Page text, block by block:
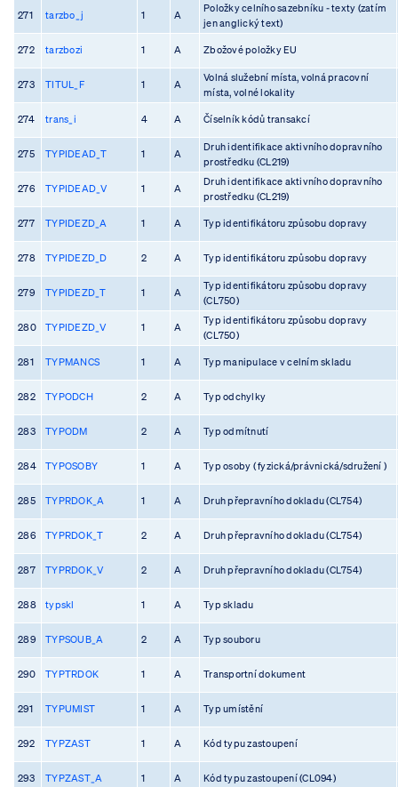
271 tarzbo_j 1 A
Položky celního sazebníku - texty (zatím
jen anglický text)
272 tarzbozi 1 A Zbožové položky EU
273 TITUL_F 1 A
Volná služební místa, volná pracovní
místa, volné lokality
274 trans_i 4 A Číselník kódů transakcí
275 TYPIDEAD_T 1 A
Druh identifikace aktivního dopravního
prostředku (CL219)
276 TYPIDEAD_V 1 A
Druh identifikace aktivního dopravního
prostředku (CL219)
277 TYPIDEZD_A 1 A Typ identifikátoru způsobu dopravy
278 TYPIDEZD_D 2 A Typ identifikátoru způsobu dopravy
279 TYPIDEZD_T 1 A
Typ identifikátoru způsobu dopravy
(CL750)
280 TYPIDEZD_V 1 A
Typ identifikátoru způsobu dopravy
(CL750)
281 TYPMANCS 1 A Typ manipulace v celním skladu
282 TYPODCH 2 A Typ odchylky
283 TYPODM 2 A Typ odmítnutí
284 TYPOSOBY 1 A Typ osoby ( fyzická/právnická/sdružení )
285 TYPRDOK_A 1 A Druh přepravního dokladu (CL754)
286 TYPRDOK_T 2 A Druh přepravního dokladu (CL754)
287 TYPRDOK_V 2 A Druh přepravního dokladu (CL754)
288 typskl 1 A Typ skladu
289 TYPSOUB_A 2 A Typ souboru
290 TYPTRDOK 1 A Transportní dokument
291 TYPUMIST 1 A Typ umístění
292 TYPZAST 1 A Kód typu zastoupení
293 TYPZAST_A 1 A Kód typu zastoupení (CL094)